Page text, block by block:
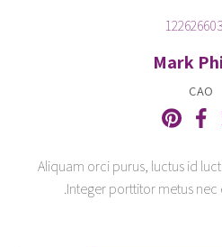
Mark
CAO
Aliquam orci purus, luctus id
Integer porttitor metus nec